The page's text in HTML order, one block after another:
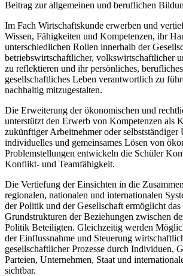
Beitrag zur allgemeinen und beruflichen
Im Fach Wirtschaftskunde erwerben und
Wissen, Fähigkeiten und Kompetenzen, ihr
unterschiedlichen Rollen innerhalb der
betriebswirtschaftlicher, volkswirtschaftlicher
zu reflektieren und ihr persönliches,
gesellschaftliches Leben verantwortlich zu
nachhaltig mitzugestalten.
Die Erweiterung der ökonomischen und
unterstützt den Erwerb von Kompetenzen als
zukünftiger Arbeitnehmer oder selbstständiger
individuelles und gemeinsames Lösen von
Problemstellungen entwickeln die Schüler
Konflikt- und Teamfähigkeit.
Die Vertiefung der Einsichten in die
regionalen, nationalen und internationalen
der Politik und der Gesellschaft ermöglicht
Grundstrukturen der Beziehungen zwischen
Politik Beteiligten. Gleichzeitig werden
der Einflussnahme und Steuerung
gesellschaftlicher Prozesse durch Individuen,
Parteien, Unternehmen, Staat und
sichtbar.